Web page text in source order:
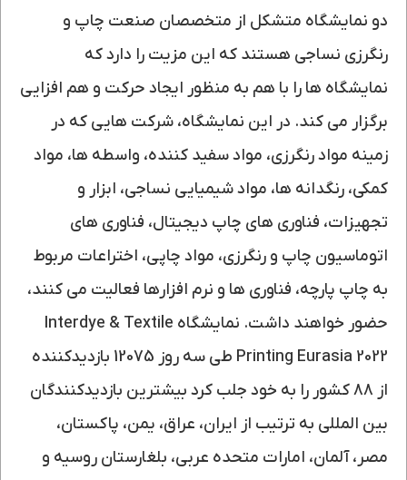
دو نمایشگاه متشکل از متخصصان صنعت چاپ و
رنگرزی نساجی هستند که این مزیت را دارد که
نمایشگاه ها را با هم به منظور ایجاد حرکت و هم افزایی
برگزار می کند. در این نمایشگاه، شرکت هایی که در
زمینه مواد رنگرزی، مواد سفید کننده، واسطه ها، مواد
کمکی، رنگدانه ها، مواد شیمیایی نساجی، ابزار و
تجهیزات، فناوری های چاپ دیجیتال، فناوری های
اتوماسیون چاپ و رنگرزی، مواد چاپی، اختراعات مربوط
به چاپ پارچه، فناوری ها و نرم افزارها فعالیت می کنند،
حضور خواهند داشت. نمایشگاه Interdye & Textile
Printing Eurasia 2022 طی سه روز 12075 بازدیدکننده
از 88 کشور را به خود جلب کرد بیشترین بازدیدکنندگان
بین المللی به ترتیب از ایران، عراق، یمن، پاکستان،
مصر، آلمان، امارات متحده عربی، بلغارستان روسیه و